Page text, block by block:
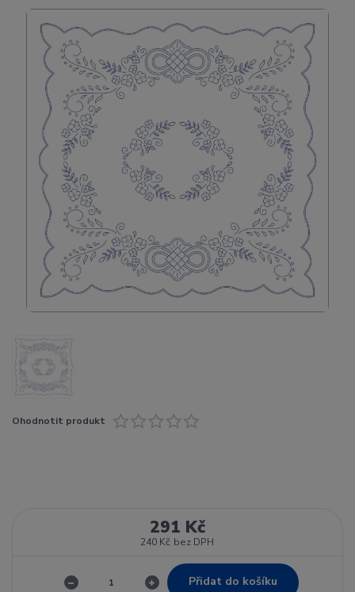
Ohodnotit produkt
291 Kč
240 Kč bez DPH
Přidat do košíku